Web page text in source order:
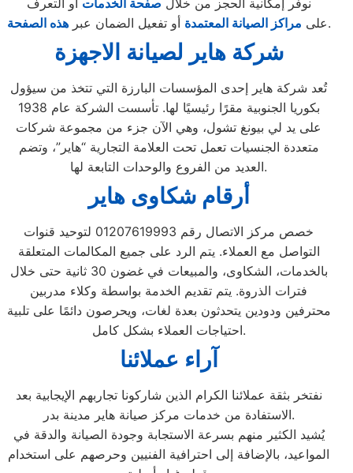
نوفر إمكانية الحجز من خلال صفحة الخدمات أو التعرف
على مراكز الصيانة المعتمدة أو تفعيل الضمان عبرهذه الصفحة .
شركة هاير لصيانة الاجهزة
تُعد شركة هاير إحدى المؤسسات البارزة التي تتخذ من سيؤول
بكوريا الجنوبية مقرًا رئيسيًا لها. تأسست الشركة عام 1938
على يد لي بيونغ تشول، وهي الآن جزء من مجموعة شركات
متعددة الجنسيات تعمل تحت العلامة التجارية “هاير”، وتضم
العديد من الفروع والوحدات التابعة لها.
أرقام شكاوى هاير
خصص مركز الاتصال رقم 01207619993 لتوحيد قنوات
التواصل مع العملاء. يتم الرد على جميع المكالمات المتعلقة
بالخدمات، الشكاوى، والمبيعات في غضون 30 ثانية حتى خلال
فترات الذروة. يتم تقديم الخدمة بواسطة وكلاء مدربين
محترفين ودودين يتحدثون بعدة لغات، ويحرصون دائمًا على تلبية
احتياجات العملاء بشكل كامل.
آراء عملائنا
نفتخر بثقة عملائنا الكرام الذين شاركونا تجاربهم الإيجابية بعد
الاستفادة من خدمات مركز صيانة هاير مدينة بدر.
يُشيد الكثير منهم بسرعة الاستجابة وجودة الصيانة والدقة في
المواعيد، بالإضافة إلى احترافية الفنيين وحرصهم على استخدام